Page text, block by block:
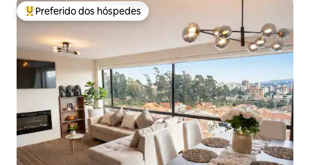
Entre os melhores preferidos dos hóspedes
Preferido dos hóspedes